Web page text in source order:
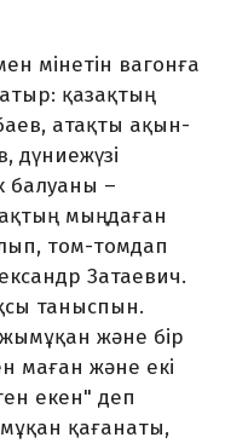
мінетін вагонға
қазақтың
атақты ақын-
дүниежүзі
балуаны –
мыңдаған
том-томдап
Затаевич.
таныспын.
және бір
маған және екі
екен" деп
қағанаты,